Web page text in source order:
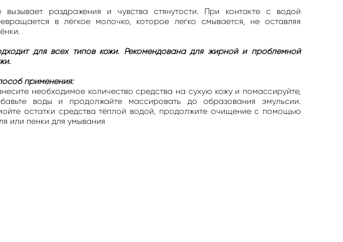
вызывает раздражения и чувства стянутости. При контакте с водой
в лёгкое молочко, которое легко смывается, не оставляя
для всех типов кожи. Рекомендована для жирной и проблемной
применения:
необходимое количество средства на сухую кожу и помассируйте,
воды и продолжайте массировать до образования эмульсии.
остатки средства тёплой водой, продолжите очищение с помощью
или пенки для умывания